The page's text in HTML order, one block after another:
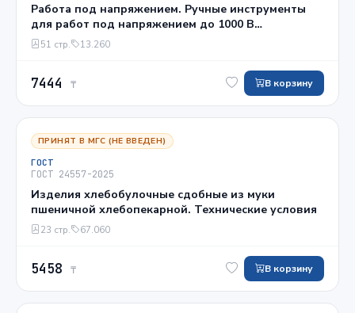
Работа под напряжением. Ручные инструменты
для работ под напряжением до 1000 В
переменного и 1500 В постоянного тока. Общие
требования и методы испытаний
51 стр. 13.260
7444 ₸ В корзину
ПРИНЯТ В МГС (НЕ ВВЕДЕН)
ГОСТ
ГОСТ 24557-2025
Изделия хлебобулочные сдобные из муки
пшеничной хлебопекарной. Технические условия
23 стр. 67.060
5458 ₸ В корзину